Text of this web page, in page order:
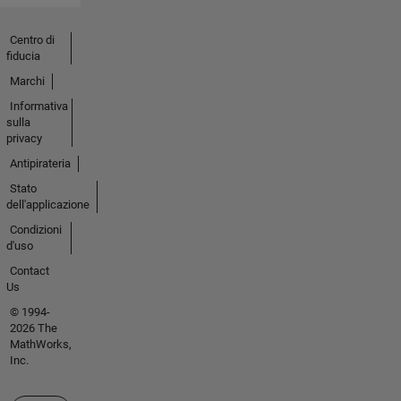
Centro di
fiducia
Marchi
Informativa
sulla
privacy
Antipirateria
Stato
dell'applicazione
Condizioni
d'uso
Contact
Us
© 1994-
2026 The
MathWorks,
Inc.